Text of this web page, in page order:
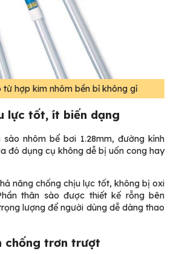
từ hợp kim nhôm bền bỉ không gỉ
lực tốt, ít biến dạng
nhôm bể bơi 1.28mm, đường kính
đó dụng cụ không dễ bị uốn cong hay
năng chống chịu lực tốt, không bị oxi
thân sào được thiết kế rỗng bên
lượng để người dùng dễ dàng thao
chống trơn trượt